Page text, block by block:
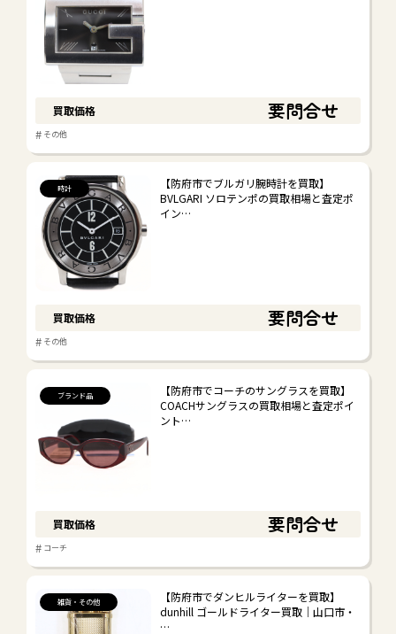
買取価格 要問合せ
# その他
時計
【防府市でブルガリ腕時計を買取】
BVLGARI ソロテンポの買取相場と査定ポ
イン…
買取価格 要問合せ
# その他
ブランド品
【防府市でコーチのサングラスを買取】
COACHサングラスの買取相場と査定ポイ
ント…
買取価格 要問合せ
# コーチ
雑貨・その他
【防府市でダンヒルライターを買取】
dunhill ゴールドライター買取｜山口市・
…